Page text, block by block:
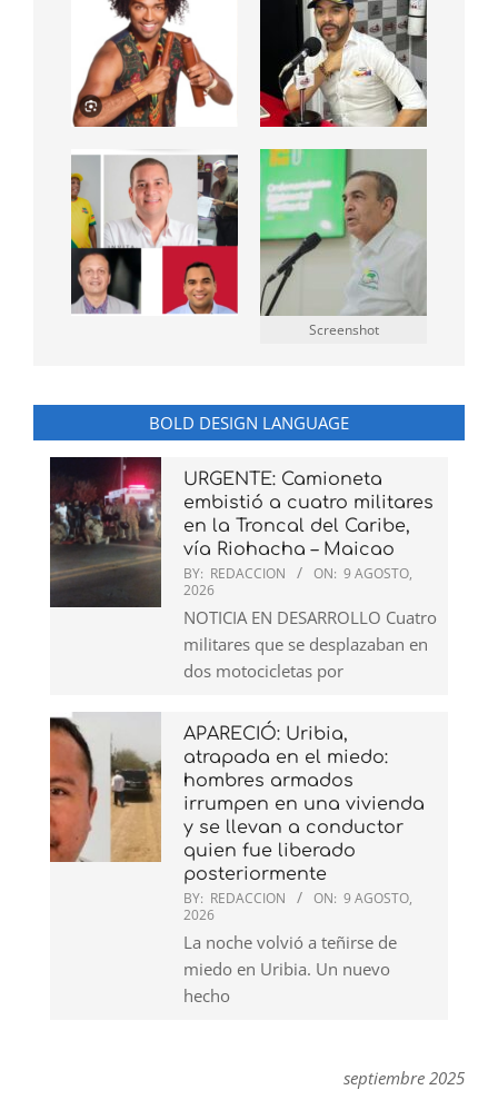
Screenshot
BOLD DESIGN LANGUAGE
URGENTE: Camioneta
embistió a cuatro militares
en la Troncal del Caribe,
vía Riohacha – Maicao
BY: REDACCION ON: 9 AGOSTO,
2026
NOTICIA EN DESARROLLO Cuatro
militares que se desplazaban en
dos motocicletas por
APARECIÓ: Uribia,
atrapada en el miedo:
hombres armados
irrumpen en una vivienda
y se llevan a conductor
quien fue liberado
posteriormente
BY: REDACCION ON: 9 AGOSTO,
2026
La noche volvió a teñirse de
miedo en Uribia. Un nuevo
hecho
septiembre 2025